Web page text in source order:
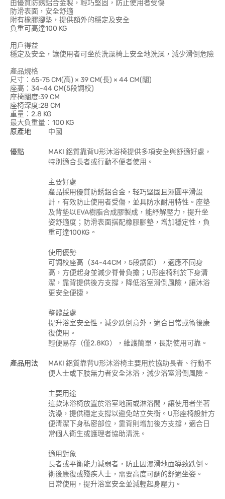
由優質防銹鋁合金製，輕巧堅固，防止使用者受傷
防滑表面，安全舒適
附有橡膠腳墊，提供額外的穩定及安全
負重可高達100 KG
用戶得益
穩定及安全，讓使用者可坐於洗澡椅上安全地洗澡，減少滑倒危險
產品規格
尺寸：65-75 CM(高) × 39 CM(長) × 44 CM(闊)
座高：34-44 CM(5段調校)
座椅闊度:39 CM
座椅深度:28 CM
重量：2.8 KG
最大負重量：100 KG
原產地
中國
優點
MAKI 鋁質靠背U形沐浴椅提供多項安全與舒適好處，
特別適合長者或行動不便者使用。
主要好處
產品採用優質防銹鋁合金，轻巧堅固且渾圓平滑設
計，有效防止使用者受傷，並具防水耐用特性。座墊
及背墊以EVA樹脂合成膠製成，能紓解壓力，提升坐
姿舒適度；防滑表面搭配橡膠腳墊，增加穩定性，負
重可達100KG。
使用優勢
可調校座高（34-44CM，5段調節），適應不同身
高，方便起身並減少脊骨負擔；U形座椅利於下身清
潔，靠背提供後方支撐，降低浴室滑倒風險，讓沐浴
更安全便捷。
整體益處
提升浴室安全性，減少跌倒意外，適合日常或術後康
復使用。
輕便易存（僅2.8KG），維護簡單，長期使用可靠。
產品用法
MAKI 鋁質靠背U形沐浴椅主要用於協助長者、行動不
便人士或下肢無力者安全沐浴，減少浴室滑倒風險。
主要用途
這款沐浴椅放置於浴室地面或淋浴間，讓使用者坐著
洗澡，提供穩定支撐以避免站立失衡。U形座椅設計方
便清潔下身私密部位，靠背則增加後方支撐，適合日
常個人衛生或護理者協助清洗。
適用對象
長者或平衡能力減弱者，防止因濕滑地面導致跌倒。
術後康復或殘疾人士，需要高度可調的舒適坐姿。
日常使用，提升浴室安全並減輕起身壓力。